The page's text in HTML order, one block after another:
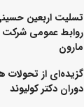
تسلیت اربعین
روابط عمومی شرکت
مارون
گزیده‌ای از تحولات
دوران دکتر کولیوند